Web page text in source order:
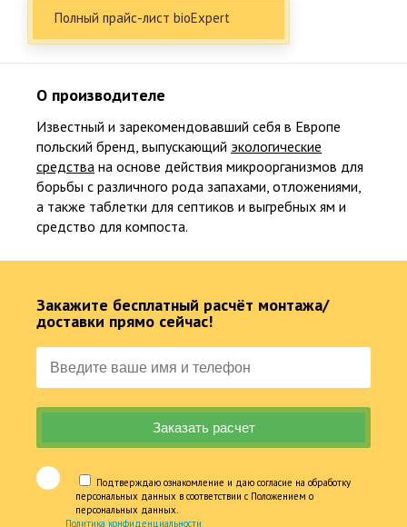
Факты о Био-Эксперт
НАШ ПРИНЦИП
Честность и качество
15
строительстве
Полный прайс-лист bioExpert
О производителе
Известный и зарекомендовавший себя в Европе
польский бренд, выпускающий экологические
средства на основе действия микроорганизмов для
борьбы с различного рода запахами, отложениями,
а также таблетки для септиков и выгребных ям и
средство для компоста.
Закажите бесплатный расчёт монтажа/
доставки прямо сейчас!
Подтверждаю ознакомление и даю согласие на обработку
персональных данных в соответствии с Положением о
персональных данных.
Политика конфиденциальности